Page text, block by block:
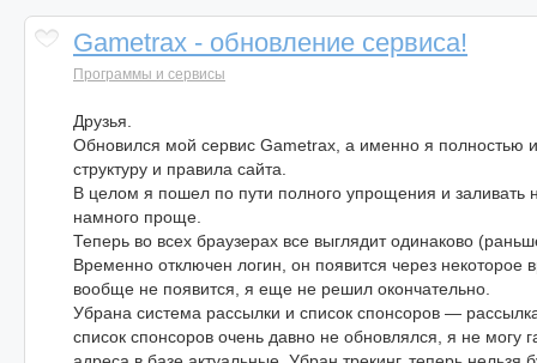
Gametrax - обновление сервиса!
Программы и сервисы
Друзья.
Обновился мой сервис Gametrax, а именно я полностью
структуру и правила сайта.
В целом я пошел по пути полного упрощения и заливать
намного проще.
Теперь во всех браузерах все выглядит одинаково
Временно отключен логин, он появится через некоторое
вообще не появится, я еще не решил окончательно.
Убрана система рассылки и список спонсоров —
список спонсоров очень давно не обновлялся, я не могу